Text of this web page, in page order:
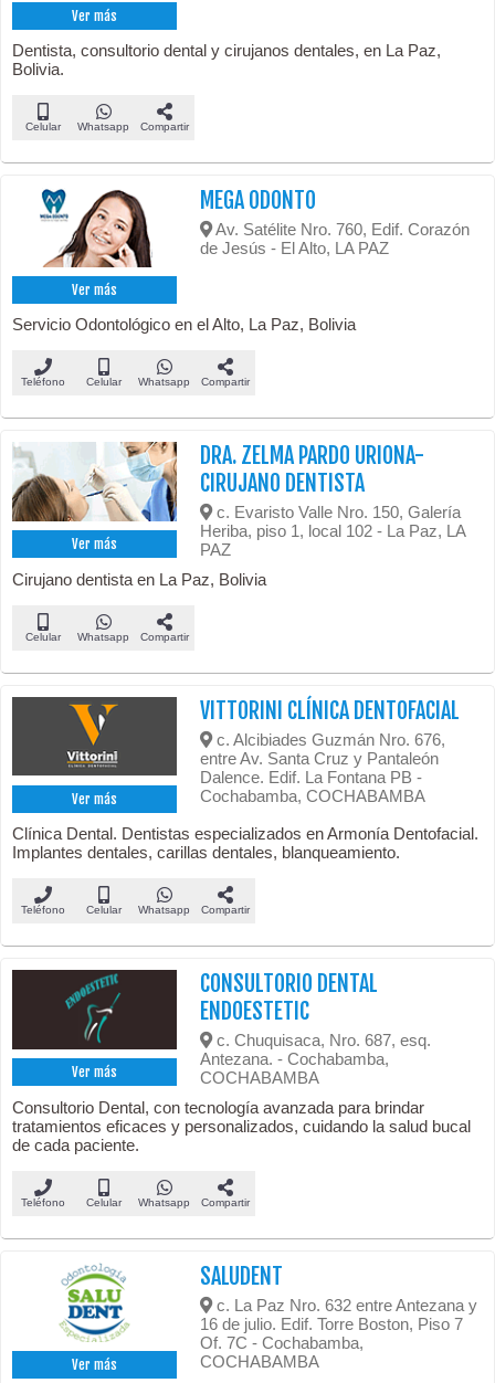
Ver más
Dentista, consultorio dental y cirujanos dentales, en La Paz,
Bolivia.
Celular Whatsapp Compartir
Ver más
MEGA ODONTO
Av. Satélite Nro. 760, Edif. Corazón
de Jesús - El Alto, LA PAZ
Servicio Odontológico en el Alto, La Paz, Bolivia
Teléfono Celular Whatsapp Compartir
Ver más
DRA. ZELMA PARDO URIONA-
CIRUJANO DENTISTA
c. Evaristo Valle Nro. 150, Galería
Heriba, piso 1, local 102 - La Paz, LA
PAZ
Cirujano dentista en La Paz, Bolivia
Celular Whatsapp Compartir
Ver más
VITTORINI CLÍNICA DENTOFACIAL
c. Alcibiades Guzmán Nro. 676,
entre Av. Santa Cruz y Pantaleón
Dalence. Edif. La Fontana PB -
Cochabamba, COCHABAMBA
Clínica Dental. Dentistas especializados en Armonía Dentofacial.
Implantes dentales, carillas dentales, blanqueamiento.
Teléfono Celular Whatsapp Compartir
Ver más
CONSULTORIO DENTAL
ENDOESTETIC
c. Chuquisaca, Nro. 687, esq.
Antezana. - Cochabamba,
COCHABAMBA
Consultorio Dental, con tecnología avanzada para brindar
tratamientos eficaces y personalizados, cuidando la salud bucal
de cada paciente.
Teléfono Celular Whatsapp Compartir
Ver más
SALUDENT
c. La Paz Nro. 632 entre Antezana y
16 de julio. Edif. Torre Boston, Piso 7
Of. 7C - Cochabamba,
COCHABAMBA